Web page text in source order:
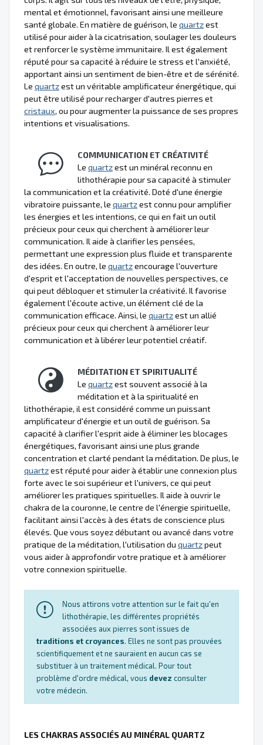
mental et émotionnel, favorisant ainsi une meilleure
santé globale. En matière de guérison, le quartzest
utilisé pour aider à la cicatrisation, soulager les douleurs
et renforcer le système immunitaire. Il est également
réputé pour sa capacité à réduire le stress et l'anxiété,
apportant ainsi un sentiment de bien-être et de sérénité.
Le quartzest un véritable amplificateur énergétique, qui
peut être utilisé pour recharger d'autres pierres et
cristaux, ou pour augmenter la puissance de ses propres
intentions et visualisations.
COMMUNICATION ET CRÉATIVITÉ
Le quartzest un minéral reconnu en
lithothérapie pour sa capacité à stimuler
la communication et la créativité. Doté d'une énergie
vibratoire puissante, le quartzest connu pour amplifier
les énergies et les intentions, ce qui en fait un outil
précieux pour ceux qui cherchent à améliorer leur
communication. Il aide à clarifier les pensées,
permettant une expression plus fluide et transparente
des idées. En outre, le quartzencourage l'ouverture
d'esprit et l'acceptation de nouvelles perspectives, ce
qui peut débloquer et stimuler la créativité. Il favorise
également l'écoute active, un élément clé de la
communication efficace. Ainsi, le quartzest un allié
précieux pour ceux qui cherchent à améliorer leur
communication et à libérer leur potentiel créatif.
MÉDITATION ET SPIRITUALITÉ
Le quartzest souvent associé à la
méditation et à la spiritualité en
lithothérapie, il est considéré comme un puissant
amplificateur d'énergie et un outil de guérison. Sa
capacité à clarifier l'esprit aide à éliminer les blocages
énergétiques, favorisant ainsi une plus grande
concentration et clarté pendant la méditation. De plus, le
quartzest réputé pour aider à établir une connexion plus
forte avec le soi supérieur et l'univers, ce qui peut
améliorer les pratiques spirituelles. Il aide à ouvrir le
chakra de la couronne, le centre de l'énergie spirituelle,
facilitant ainsi l'accès à des états de conscience plus
élevés. Que vous soyez débutant ou avancé dans votre
pratique de la méditation, l'utilisation du quartzpeut
vous aider à approfondir votre pratique et à améliorer
votre connexion spirituelle.
Nous attirons votre attention sur le fait qu'en
lithothérapie, les différentes propriétés
associées aux pierres sont issues de
traditions et croyances. Elles ne sont pas prouvées
scientifiquement et ne sauraient en aucun cas se
substituer à un traitement médical. Pour tout
problème d'ordre médical, vous devez consulter
votre médecin.
LES CHAKRAS ASSOCIÉS AU MINÉRAL QUARTZ